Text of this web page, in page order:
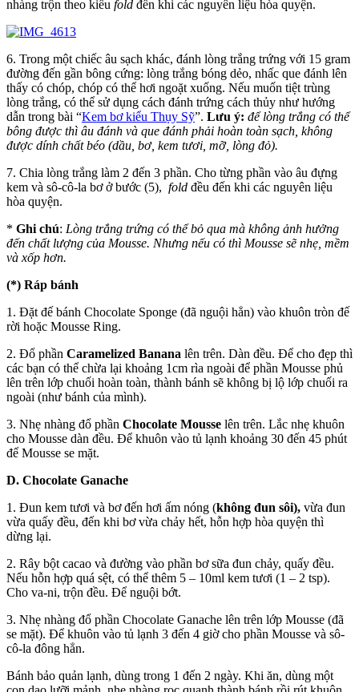
nhàng trộn theo kiểu fold đến khi các nguyên liệu hòa quyện.
6. Trong một chiếc âu sạch khác, đánh lòng trắng trứng với 15 gram
đường đến gần bông cứng: lòng trắng bóng dẻo, nhấc que đánh lên
thấy có chóp, chóp có thể hơi ngoặt xuống. Nếu muốn tiệt trùng
lòng trắng, có thể sử dụng cách đánh trứng cách thủy như hướng
dẫn trong bài “Kem bơ kiểu Thụy Sỹ”. Lưu ý: để lòng trắng có thể
bông được thì âu đánh và que đánh phải hoàn toàn sạch, không
được dính chất béo (dầu, bơ, kem tươi, mỡ, lòng đỏ).
7. Chia lòng trắng làm 2 đến 3 phần. Cho từng phần vào âu đựng
kem và sô-cô-la bơ ở bước (5), fold đều đến khi các nguyên liệu
hòa quyện.
* Ghi chú: Lòng trắng trứng có thể bỏ qua mà không ảnh hưởng
đến chất lượng của Mousse. Nhưng nếu có thì Mousse sẽ nhẹ, mềm
và xốp hơn.
(*) Ráp bánh
1. Đặt đế bánh Chocolate Sponge (đã nguội hẳn) vào khuôn tròn đế
rời hoặc Mousse Ring.
2. Đổ phần Caramelized Banana lên trên. Dàn đều. Để cho đẹp thì
các bạn có thể chừa lại khoảng 1cm rìa ngoài để phần Mousse phủ
lên trên lớp chuối hoàn toàn, thành bánh sẽ không bị lộ lớp chuối ra
ngoài (như bánh của mình).
3. Nhẹ nhàng đổ phần Chocolate Mousse lên trên. Lắc nhẹ khuôn
cho Mousse dàn đều. Để khuôn vào tủ lạnh khoảng 30 đến 45 phút
để Mousse se mặt.
D. Chocolate Ganache
1. Đun kem tươi và bơ đến hơi ấm nóng (không đun sôi), vừa đun
vừa quấy đều, đến khi bơ vừa chảy hết, hỗn hợp hòa quyện thì
dừng lại.
2. Rây bột cacao và đường vào phần bơ sữa đun chảy, quấy đều.
Nếu hỗn hợp quá sệt, có thể thêm 5 – 10ml kem tươi (1 – 2 tsp).
Cho va-ni, trộn đều. Để nguội bớt.
3. Nhẹ nhàng đổ phần Chocolate Ganache lên trên lớp Mousse (đã
se mặt). Để khuôn vào tủ lạnh 3 đến 4 giờ cho phần Mousse và sô-
cô-la đông hẳn.
Bánh bảo quản lạnh, dùng trong 1 đến 2 ngày. Khi ăn, dùng một